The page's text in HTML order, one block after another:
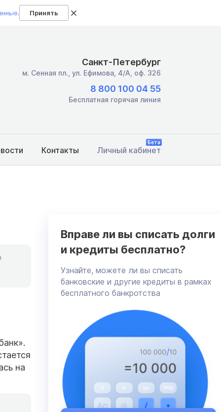
. Принять
Санкт-Петербург
м. Сенная пл., ул. Ефимова, 4/А, оф. 326
8 800 100 04 55
Бесплатная горячая линия
Контакты Личный кабинет
Бета
на
Вправе ли вы списать долги
и кредиты бесплатно?
Узнайте, можете ли вы списать
банковские и другие кредиты в рамках
бесплатного банкротства